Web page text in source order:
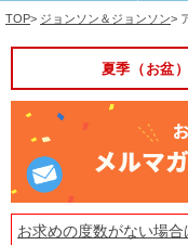
TOP> ジョンソン＆ジョンソン>
夏季（お盆
お求めの度数がない場合